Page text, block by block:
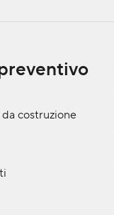
costruzione